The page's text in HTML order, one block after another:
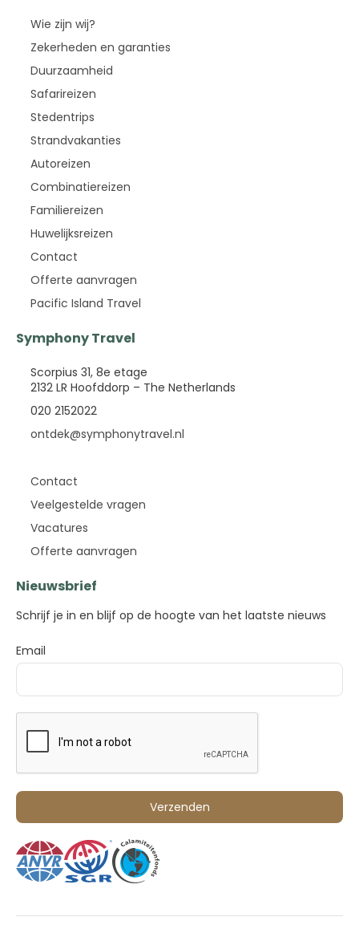
Wie zijn wij?
Zekerheden en garanties
Duurzaamheid
Safarireizen
Stedentrips
Strandvakanties
Autoreizen
Combinatiereizen
Familiereizen
Huwelijksreizen
Contact
Offerte aanvragen
Pacific Island Travel
Symphony Travel
Scorpius 31, 8e etage
2132 LR Hoofddorp – The Netherlands
020 2152022
ontdek@symphonytravel.nl
Contact
Veelgestelde vragen
Vacatures
Offerte aanvragen
Nieuwsbrief
Schrijf je in en blijf op de hoogte van het laatste nieuws
Email